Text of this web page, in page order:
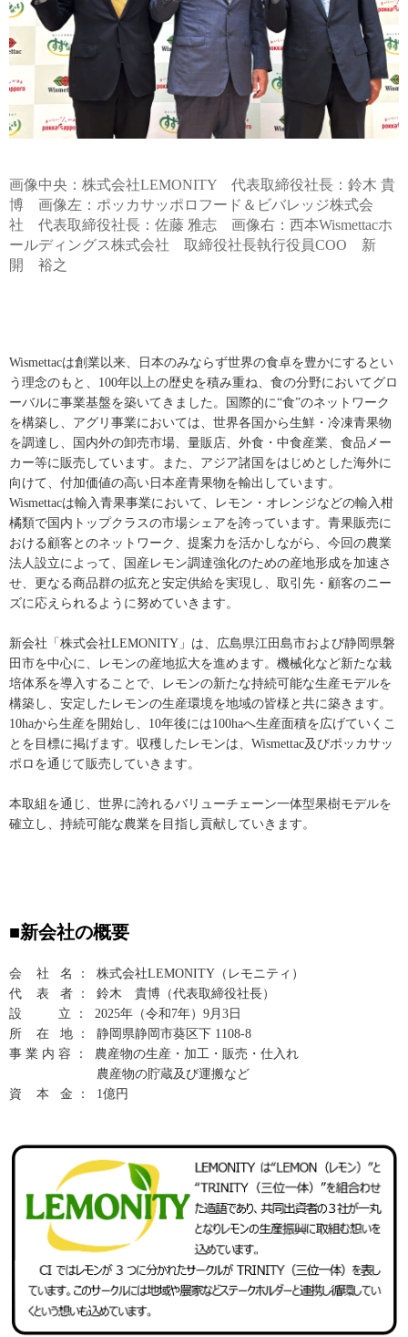
画像中央：株式会社LEMONITY 代表取締役社長：鈴木 貴
博 画像左：ポッカサッポロフード＆ビバレッジ株式会
社 代表取締役社長：佐藤 雅志 画像右：西本Wismettacホ
ールディングス株式会社 取締役社長執行役員COO 新
開 裕之
Wismettacは創業以来、日本のみならず世界の食卓を豊かにするとい
う理念のもと、100年以上の歴史を積み重ね、食の分野においてグロ
ーバルに事業基盤を築いてきました。国際的に“食”のネットワーク
を構築し、アグリ事業においては、世界各国から生鮮・冷凍青果物
を調達し、国内外の卸売市場、量販店、外食・中食産業、食品メー
カー等に販売しています。また、アジア諸国をはじめとした海外に
向けて、付加価値の高い日本産青果物を輸出しています。
Wismettacは輸入青果事業において、レモン・オレンジなどの輸入柑
橘類で国内トップクラスの市場シェアを誇っています。青果販売に
おける顧客とのネットワーク、提案力を活かしながら、今回の農業
法人設立によって、国産レモン調達強化のための産地形成を加速さ
せ、更なる商品群の拡充と安定供給を実現し、取引先・顧客のニー
ズに応えられるように努めていきます。
新会社「株式会社LEMONITY」は、広島県江田島市および静岡県磐
田市を中心に、レモンの産地拡大を進めます。機械化など新たな栽
培体系を導入することで、レモンの新たな持続可能な生産モデルを
構築し、安定したレモンの生産環境を地域の皆様と共に築きます。
10haから生産を開始し、10年後には100haへ生産面積を広げていくこ
とを目標に掲げます。収穫したレモンは、Wismettac及びポッカサッ
ポロを通じて販売していきます。
本取組を通じ、世界に誇れるバリューチェーン一体型果樹モデルを
確立し、持続可能な農業を目指し貢献していきます。
■新会社の概要
会 社 名 ： 株式会社LEMONITY（レモニティ）
代 表 者 ： 鈴木 貴博（代表取締役社長）
設 立 ： 2025年（令和7年）9月3日
所 在 地 ： 静岡県静岡市葵区下 1108-8
事 業 内 容 ： 農産物の生産・加工・販売・仕入れ
農産物の貯蔵及び運搬など
資 本 金 ： 1億円